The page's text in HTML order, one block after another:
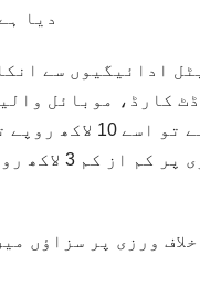
دیا ہے، لیکن مالی
ادائیگیوں سے
کارڈ، موبائل
ورزی